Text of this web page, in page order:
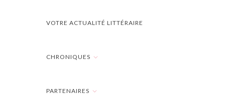
VOTRE ACTUALITÉ LITTÉRAIRE
CHRONIQUES
PARTENAIRES